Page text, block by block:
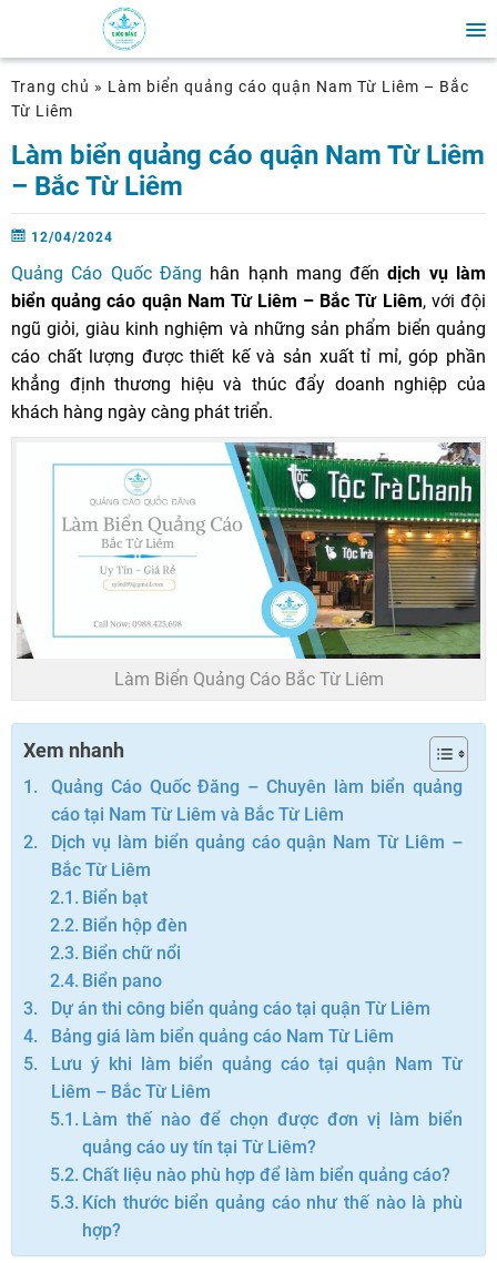
Trang chủ » Làm biển quảng cáo quận Nam Từ Liêm – Bắc
Từ Liêm
Làm biển quảng cáo quận Nam Từ Liêm
– Bắc Từ Liêm
12/04/2024
Quảng Cáo Quốc Đăng hân hạnh mang đếndịch vụ làm
biển quảng cáo quận Nam Từ Liêm – Bắc Từ Liêm, với đội
ngũ giỏi, giàu kinh nghiệm và những sản phẩm biển quảng
cáo chất lượng được thiết kế và sản xuất tỉ mỉ, góp phần
khẳng định thương hiệu và thúc đẩy doanh nghiệp của
khách hàng ngày càng phát triển.
Làm Biển Quảng Cáo Bắc Từ Liêm
Xem nhanh
Quảng Cáo Quốc Đăng – Chuyên làm biển quảng
cáo tại Nam Từ Liêm và Bắc Từ Liêm
Dịch vụ làm biển quảng cáo quận Nam Từ Liêm –
Bắc Từ Liêm
Biển bạt
Biển hộp đèn
Biển chữ nổi
Biển pano
Dự án thi công biển quảng cáo tại quận Từ Liêm
Bảng giá làm biển quảng cáo Nam Từ Liêm
Lưu ý khi làm biển quảng cáo tại quận Nam Từ
Liêm – Bắc Từ Liêm
Làm thế nào để chọn được đơn vị làm biển
quảng cáo uy tín tại Từ Liêm?
Chất liệu nào phù hợp để làm biển quảng cáo?
Kích thước biển quảng cáo như thế nào là phù
hợp?